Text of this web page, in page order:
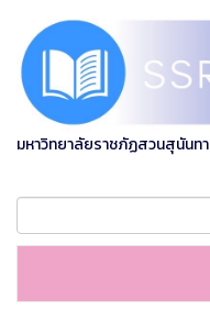
มหาวิทยาลัยราชภัฏสวนสุนันทา